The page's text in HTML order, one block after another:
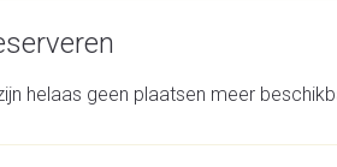
helaas geen plaatsen meer